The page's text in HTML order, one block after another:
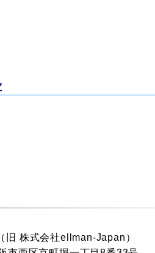
（旧 株式会社ellman-Japan）